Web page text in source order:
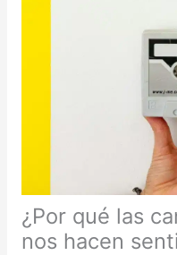
¿Por qué las
nos hacen